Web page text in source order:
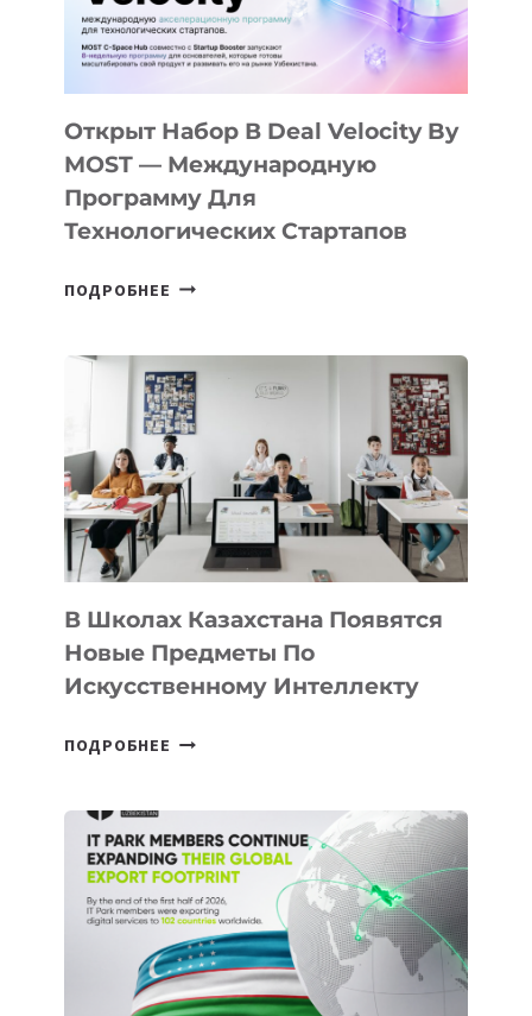
Открыт Набор В Deal Velocity By
MOST — Международную
Программу Для
Технологических Стартапов
ПОДРОБНЕЕ ОТКРЫТ
DEAL
VELOCITY
BY
MOST
—
МЕЖДУНАРОДНУЮ
ПРОГРАММУ
ДЛЯ
ТЕХНОЛОГИЧЕСКИХ
В Школах Казахстана Появятся
Новые Предметы По
Искусственному Интеллекту
ПОДРОБНЕЕ
НОВЫЕ
ПРЕДМЕТЫ
ПО
ИСКУССТВЕННОМУ
ИНТЕЛЛЕКТУ